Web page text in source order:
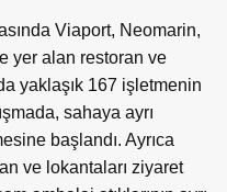
Viaport, Neomarin,
yer alan restoran ve
yaklaşık 167 işletmenin
sahaya ayrı
başlandı. Ayrıca
ve lokantaları ziyaret